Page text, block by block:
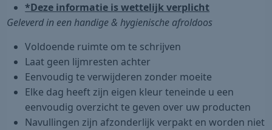
*Deze informatie is wettelijk verplicht
Geleverd in een handige & hygienische afroldoos
Voldoende ruimte om te schrijven
Laat geen lijmresten achter
Eenvoudig te verwijderen zonder moeite
Elke dag heeft zijn eigen kleur teneinde u een
eenvoudig overzicht te geven over uw producten
Navullingen zijn afzonderlijk verpakt en worden niet